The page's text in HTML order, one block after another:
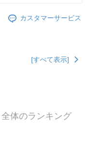
カスタマーサービス
[すべて表示]
体のランキング